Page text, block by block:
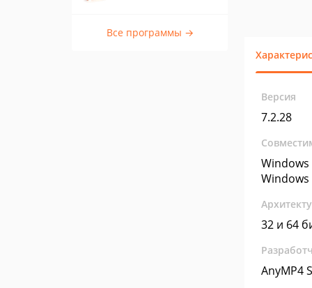
Все программы →
Версия
7.2.28
Windows
Windows
32 и 64
AnyMP4